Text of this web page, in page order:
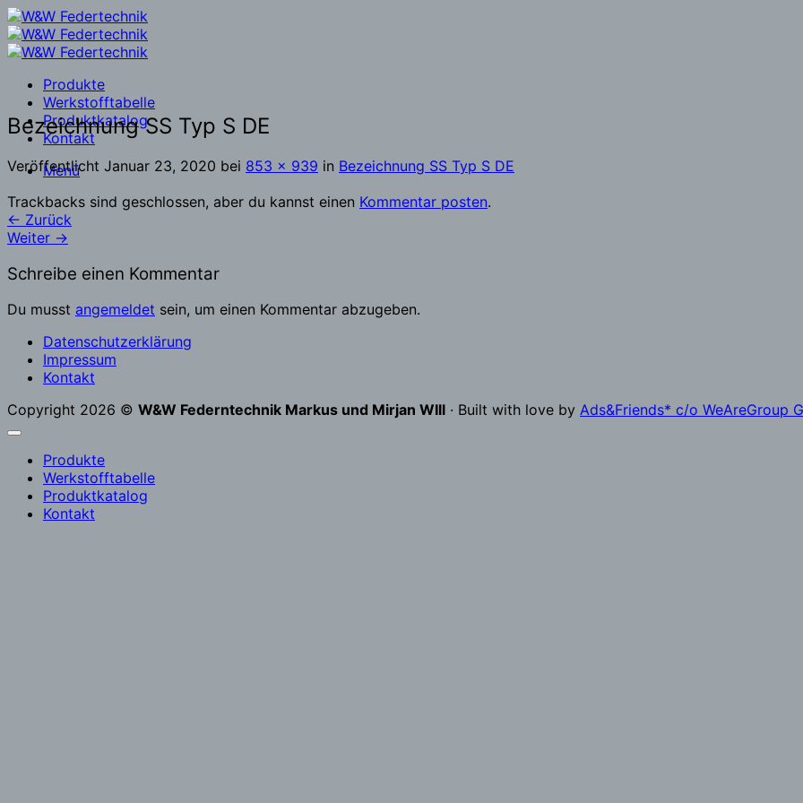
Zum
Inhalt
springen
Produkte
Werkstofftabelle
Produktkatalog
Kontakt
Menü
Bezeichnung SS Typ S DE
Veröffentlicht Januar 23, 2020 bei 853 × 939 in Bezeichnung SS Typ S DE
Trackbacks sind geschlossen, aber du kannst einen Kommentar posten.
← Zurück
Weiter →
Schreibe einen Kommentar
Du musst angemeldet sein, um einen Kommentar abzugeben.
Datenschutzerklärung
Impressum
Kontakt
Copyright 2026 © W&W Federntechnik Markus und Mirjan WIll · Built with love by Ads&Friends* c/o WeAreGroup
Produkte
Werkstofftabelle
Produktkatalog
Kontakt